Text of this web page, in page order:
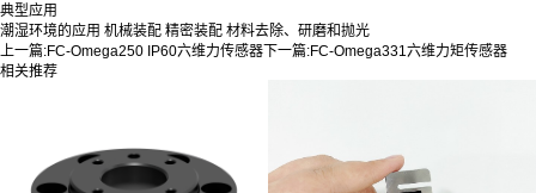
典型应用
潮湿环境的应用 机械装配 精密装配 材料去除、研磨和抛光
上一篇:FC-Omega250 IP60六维力传感器 下一篇:FC-Omega331六维力矩传感器
相关推荐